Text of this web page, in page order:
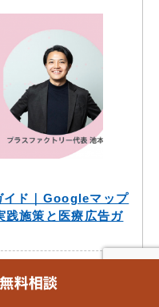
イド｜Googleマップ
践施策と医療広告ガ